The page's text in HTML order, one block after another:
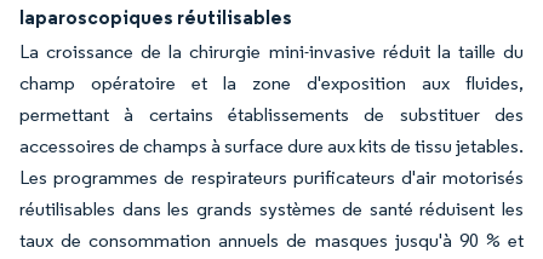
laparoscopiques réutilisables
La croissance de la chirurgie mini-invasive réduit la taille du
champ opératoire et la zone d'exposition aux fluides,
permettant à certains établissements de substituer des
accessoires de champs à surface dure aux kits de tissu jetables.
Les programmes de respirateurs purificateurs d'air motorisés
réutilisables dans les grands systèmes de santé réduisent les
taux de consommation annuels de masques jusqu'à 90 % et